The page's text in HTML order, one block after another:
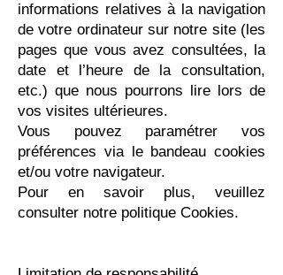
informations relatives à la navigation
de votre ordinateur sur notre site (les
pages que vous avez consultées, la
date et l’heure de la consultation,
etc.) que nous pourrons lire lors de
vos visites ultérieures.
Vous pouvez paramétrer vos
préférences via le bandeau cookies
et/ou votre navigateur.
Pour en savoir plus, veuillez
consulter notre politique Cookies.